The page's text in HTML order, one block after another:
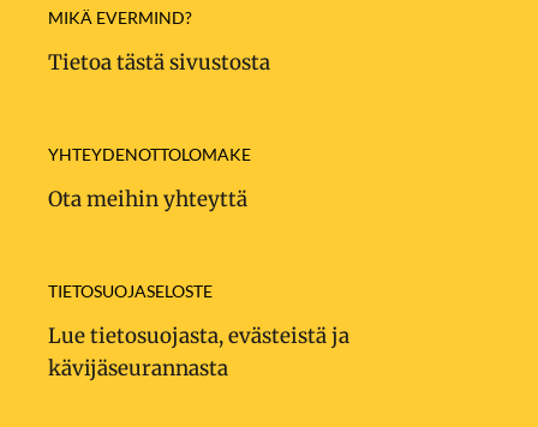
MIKÄ EVERMIND?
Tietoa tästä sivustosta
YHTEYDENOTTOLOMAKE
Ota meihin yhteyttä
TIETOSUOJASELOSTE
Lue tietosuojasta, evästeistä ja
kävijäseurannasta